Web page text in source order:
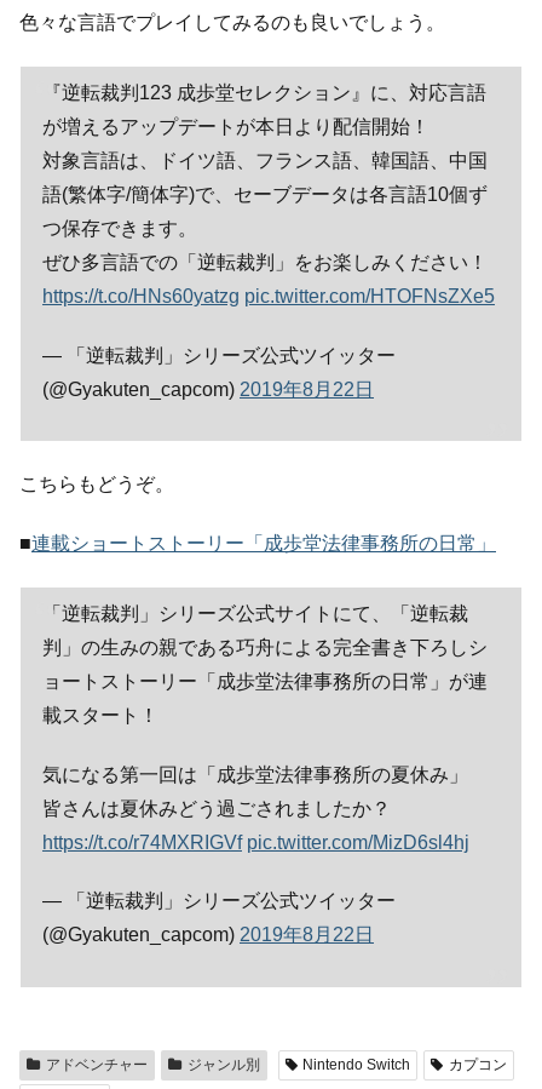
色々な言語でプレイしてみるのも良いでしょう。
『逆転裁判123 成歩堂セレクション』に、対応言語
が増えるアップデートが本日より配信開始！
対象言語は、ドイツ語、フランス語、韓国語、中国
語(繁体字/簡体字)で、セーブデータは各言語10個ず
つ保存できます。
ぜひ多言語での「逆転裁判」をお楽しみください！
https://t.co/HNs60yatzg pic.twitter.com/HTOFNsZXe5
— 「逆転裁判」シリーズ公式ツイッター
(@Gyakuten_capcom) 2019年8月22日
こちらもどうぞ。
■連載ショートストーリー「成歩堂法律事務所の日常」
「逆転裁判」シリーズ公式サイトにて、「逆転裁
判」の生みの親である巧舟による完全書き下ろしシ
ョートストーリー「成歩堂法律事務所の日常」が連
載スタート！
気になる第一回は「成歩堂法律事務所の夏休み」
皆さんは夏休みどう過ごされましたか？
https://t.co/r74MXRIGVf pic.twitter.com/MizD6sl4hj
— 「逆転裁判」シリーズ公式ツイッター
(@Gyakuten_capcom) 2019年8月22日
アドベンチャー ジャンル別 Nintendo Switch
カプコン